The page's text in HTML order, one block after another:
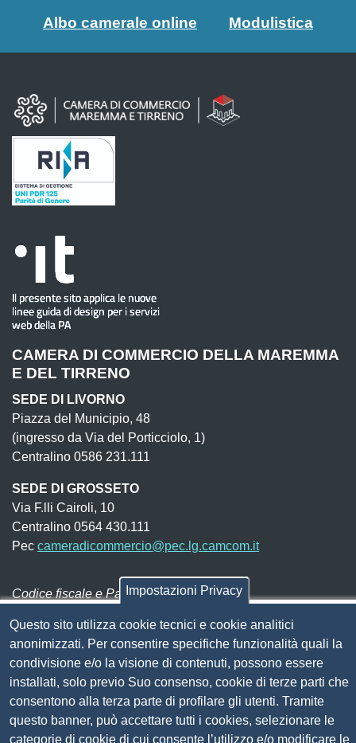
Albo camerale online Modulistica
CAMERA DI COMMERCIO DELLA MAREMMA
E DEL TIRRENO
SEDE DI LIVORNO
Piazza del Municipio, 48
(ingresso da Via del Porticciolo, 1)
Centralino 0586 231.111
SEDE DI GROSSETO
Via F.lli Cairoli, 10
Centralino 0564 430.111
Pec cameradicommercio@pec.lg.camcom.it
Codice fiscale e Partita Iva:01838690491
Codice univoco fatturazione elettronica:UFN1JE
Pagare con PagoPA
Seguici su
Impostazioni Privacy
Questo sito utilizza cookie tecnici e cookie analitici
anonimizzati. Per consentire specifiche funzionalità quali la
condivisione e/o la visione di contenuti, possono essere
installati, solo previo Suo consenso, cookie di terze parti che
consentono alla terza parte di profilare gli utenti. Tramite
questo banner, può accettare tutti i cookies, selezionare le
categorie di cookie di cui consente l’utilizzo e/o modificare le